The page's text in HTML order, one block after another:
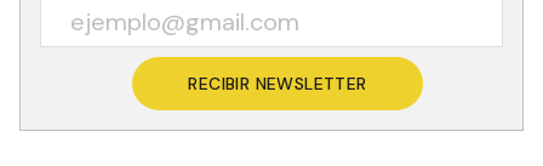
RECIBIR NEWSLETTER